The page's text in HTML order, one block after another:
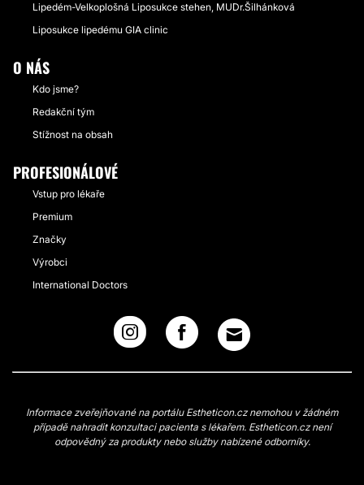
Lipedém-Velkoplošná Liposukce stehen, MUDr.Šilhánková
Liposukce lipedému GIA clinic
O NÁS
Kdo jsme?
Redakční tým
Stížnost na obsah
PROFESIONÁLOVÉ
Vstup pro lékaře
Premium
Značky
Výrobci
International Doctors
Informace zveřejňované na portálu Estheticon.cz nemohou v žádném
případě nahradit konzultaci pacienta s lékařem. Estheticon.cz není
odpovědný za produkty nebo služby nabízené odborníky.